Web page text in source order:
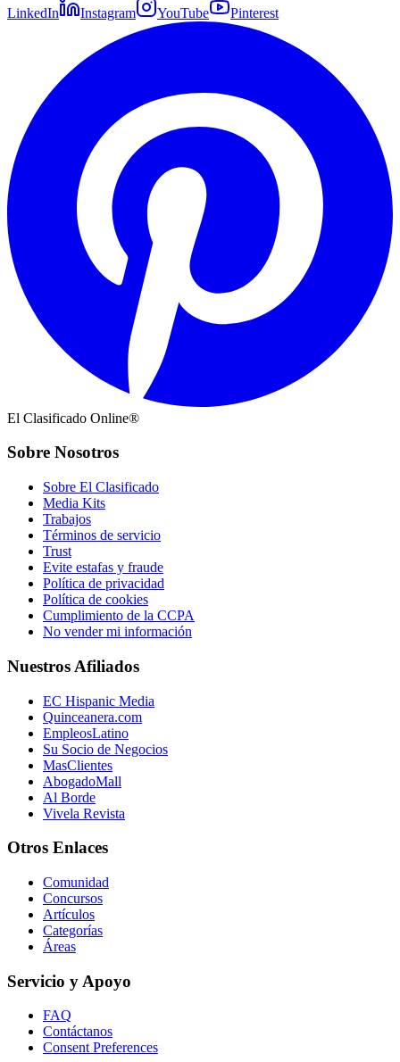
LinkedIn Instagram YouTube Pinterest
El Clasificado Online®
Sobre Nosotros
Sobre El Clasificado
Media Kits
Trabajos
Términos de servicio
Trust
Evite estafas y fraude
Política de privacidad
Política de cookies
Cumplimiento de la CCPA
No vender mi información
Nuestros Afiliados
EC Hispanic Media
Quinceanera.com
EmpleosLatino
Su Socio de Negocios
MasClientes
AbogadoMall
Al Borde
Vivela Revista
Otros Enlaces
Comunidad
Concursos
Artículos
Categorías
Áreas
Servicio y Apoyo
FAQ
Contáctanos
Consent Preferences